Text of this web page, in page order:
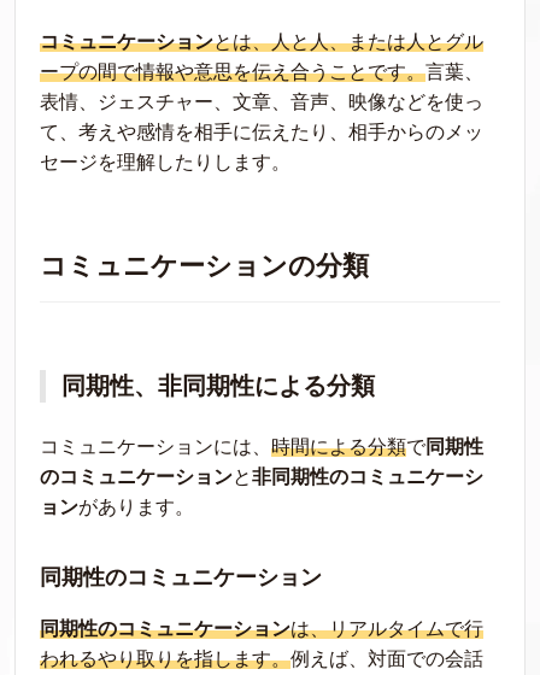
コミュニケーションとは、人と人、または人とグル
ープの間で情報や意思を伝え合うことです。言葉、
表情、ジェスチャー、文章、音声、映像などを使っ
て、考えや感情を相手に伝えたり、相手からのメッ
セージを理解したりします。
コミュニケーションの分類
同期性、非同期性による分類
コミュニケーションには、 時間による分類で同期性
のコミュニケーションと非同期性のコミュニケーシ
ョンがあります。
同期性のコミュニケーション
同期性のコミュニケーションは、リアルタイムで行
われるやり取りを指します。例えば、対面での会話